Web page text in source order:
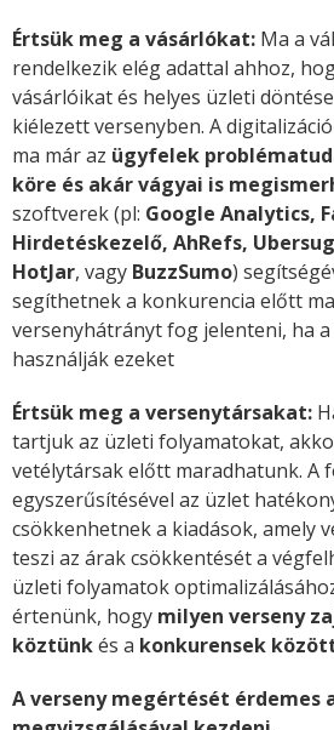
Értsük meg a vásárlókat: Ma a
rendelkezik elég adattal ahhoz,
vásárlóikat és helyes üzleti
kiélezett versenyben. A
ma már az ügyfelek
köre és akár vágyai is
szoftverek (pl: Google Analytics,
Hirdetéskezelő, AhRefs,
HotJar, vagy BuzzSumo)
segíthetnek a konkurencia előtt
versenyhátrányt fog jelenteni, ha
használják ezeket
Értsük meg a versenytársakat:
tartjuk az üzleti folyamatokat,
vetélytársak előtt maradhatunk. A
egyszerűsítésével az üzlet
csökkenhetnek a kiadások, amely
teszi az árak csökkentését a
üzleti folyamatok
értenünk, hogy milyen verseny
köztünkés a konkurensek
A verseny megértését érdemes